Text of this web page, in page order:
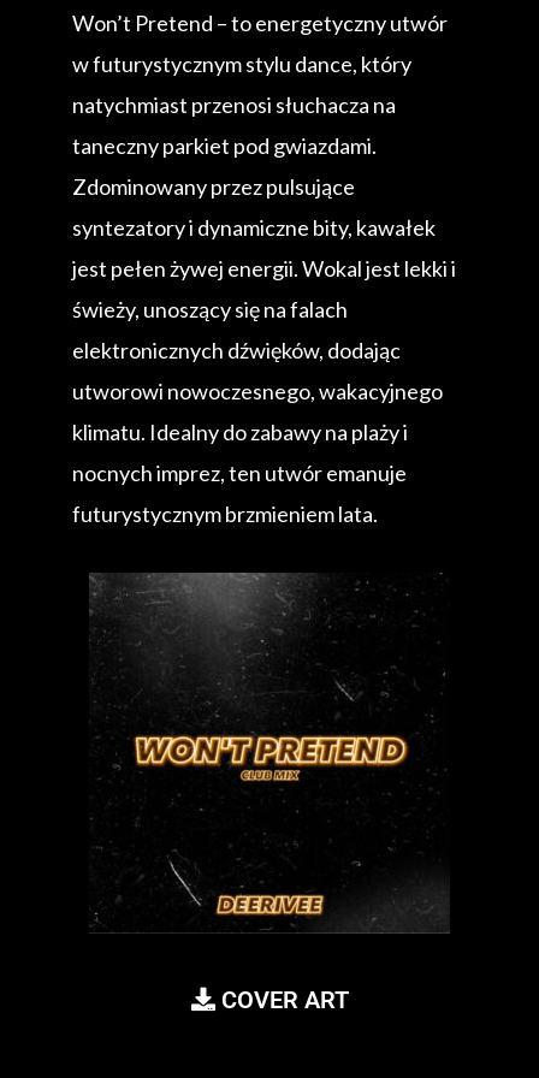
Won’t Pretend – to energetyczny utwór
w futurystycznym stylu dance, który
natychmiast przenosi słuchacza na
taneczny parkiet pod gwiazdami.
Zdominowany przez pulsujące
syntezatory i dynamiczne bity, kawałek
jest pełen żywej energii. Wokal jest lekki i
świeży, unoszący się na falach
elektronicznych dźwięków, dodając
utworowi nowoczesnego, wakacyjnego
klimatu. Idealny do zabawy na plaży i
nocnych imprez, ten utwór emanuje
futurystycznym brzmieniem lata.
COVER ART